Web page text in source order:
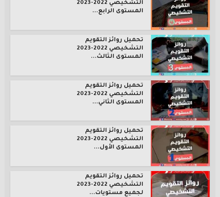
التشخيصي 2022-2023
المستوى الرابع...
تحميل روائز التقويم
التشخيصي 2022-2023
المستوى الثالث...
تحميل روائز التقويم
التشخيصي 2022-2023
المستوى الثاني...
تحميل روائز التقويم
التشخيصي 2022-2023
المستوى الأول...
تحميل روائز التقويم
التشخيصي 2022-2023
لجميع مستويات...